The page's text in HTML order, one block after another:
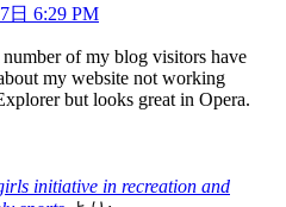
日 6:29 PM
of my blog visitors have
my website not working
but looks great in Opera.
initiative in recreation and